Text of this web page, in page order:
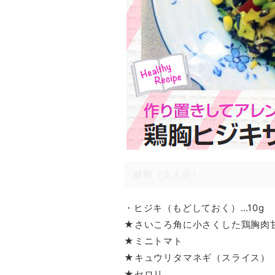
・ヒジキ（もどしておく）…10g
★さいころ角に小さくした鶏胸肉
★ミニトマト
★キュウリタマネギ（スライス）